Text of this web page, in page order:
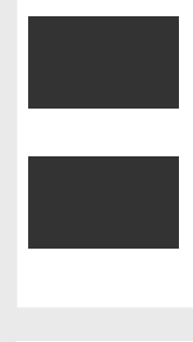
с
м